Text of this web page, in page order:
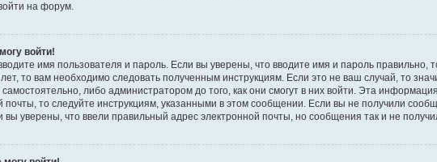
на форум.
войти!
имя пользователя и пароль. Если вы уверены, что вводите имя и пароль
то вам необходимо следовать полученным инструкциям. Если это не ваш случай, то
либо администратором до того, как они смогут в них войти. Эта
почты, то следуйте инструкциям, указанными в этом сообщении. Если вы не получили
вы уверены, что ввели правильный адрес электронной почты, но сообщения так и не